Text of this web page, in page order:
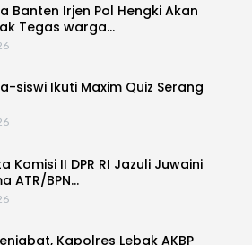
Banten Irjen Pol Hengki Akan
Tegas warga…
siswi Ikuti Maxim Quiz Serang
Komisi II DPR RI Jazuli Juwaini
ATR/BPN…
Kapolres Lebak AKBP